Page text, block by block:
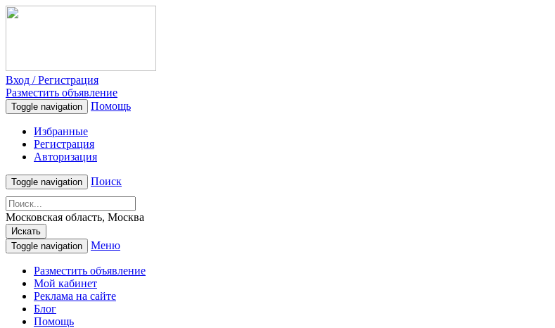
Вход / Регистрация
Разместить объявление
Toggle navigation Помощь
Избранные
Регистрация
Авторизация
Toggle navigation Поиск
Московская область, Москва
Искать
Toggle navigation
Меню
Разместить объявление
Мой кабинет
Реклама на сайте
Блог
Помощь